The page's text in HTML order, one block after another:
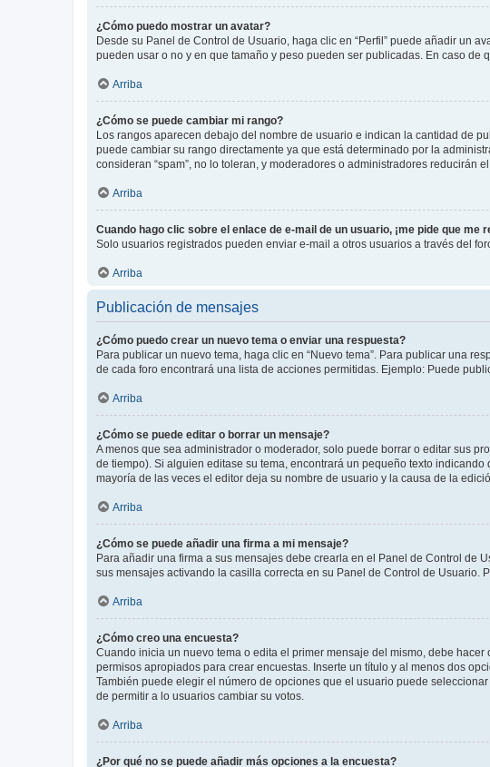
¿Cómo puedo mostrar un avatar?
Desde su Panel de Control de Usuario, haga clic en “Perfil” puede añadir un
pueden usar o no y en que tamaño y peso pueden ser publicadas. En caso
Arriba
¿Cómo se puede cambiar mi rango?
Los rangos aparecen debajo del nombre de usuario e indican la cantidad de
puede cambiar su rango directamente ya que está determinado por la
consideran “spam”, no lo toleran, y moderadores o administradores
Arriba
Cuando hago clic sobre el enlace de e-mail de un usuario, ¡me pide que me
Solo usuarios registrados pueden enviar e-mail a otros usuarios a través del
Arriba
Publicación de mensajes
¿Cómo puedo crear un nuevo tema o enviar una respuesta?
Para publicar un nuevo tema, haga clic en “Nuevo tema”. Para publicar una
de cada foro encontrará una lista de acciones permitidas. Ejemplo: Puede
Arriba
¿Cómo se puede editar o borrar un mensaje?
A menos que sea administrador o moderador, solo puede borrar o editar sus
de tiempo). Si alguien editase su tema, encontrará un pequeño texto
mayoría de las veces el editor deja su nombre de usuario y la causa de la
Arriba
¿Cómo se puede añadir una firma a mi mensaje?
Para añadir una firma a sus mensajes debe crearla en el Panel de Control de
sus mensajes activando la casilla correcta en su Panel de Control de Usuario.
Arriba
¿Cómo creo una encuesta?
Cuando inicia un nuevo tema o edita el primer mensaje del mismo, debe
permisos apropiados para crear encuestas. Inserte un título y al menos dos
También puede elegir el número de opciones que el usuario puede
de permitir a lo usuarios cambiar su votos.
Arriba
¿Por qué no se puede añadir más opciones a la encuesta?